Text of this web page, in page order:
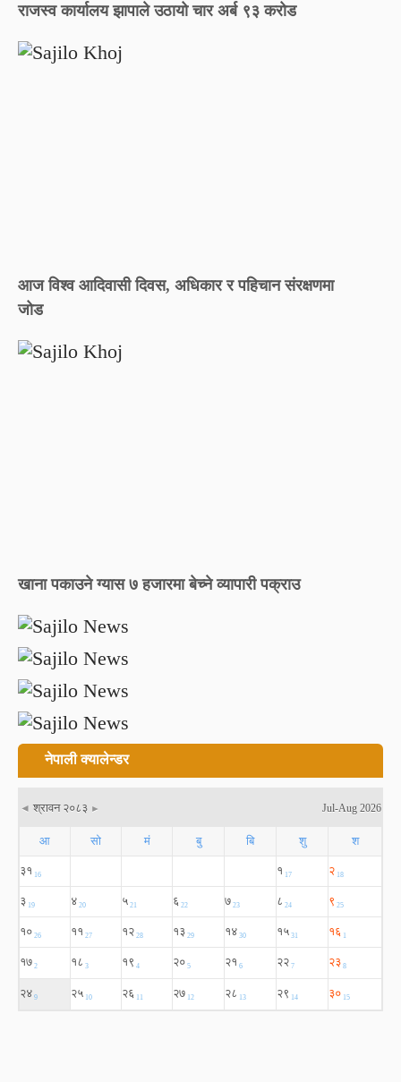
राजस्व कार्यालय झापाले उठायो चार अर्ब ९३ करोड
आज विश्व आदिवासी दिवस, अधिकार र पहिचान संरक्षणमा
जोड
खाना पकाउने ग्यास ७ हजारमा बेच्ने व्यापारी पक्राउ
नेपाली क्यालेन्डर